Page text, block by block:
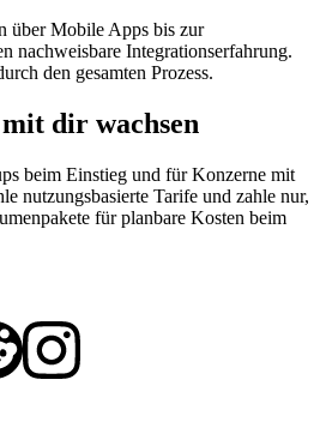
über Mobile Apps bis zur
nachweisbare Integrationserfahrung.
den gesamten Prozess.
dir wachsen
beim Einstieg und für Konzerne mit
nutzungsbasierte Tarife und zahle nur,
für planbare Kosten beim